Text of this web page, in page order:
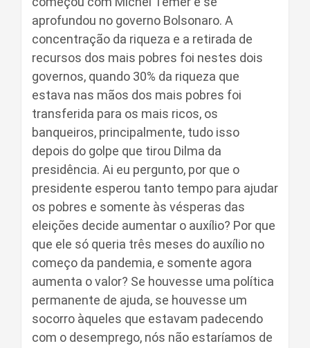
aprofundou no governo Bolsonaro. A
concentração da riqueza e a retirada de
recursos dos mais pobres foi nestes dois
governos, quando 30% da riqueza que
estava nas mãos dos mais pobres foi
transferida para os mais ricos, os
banqueiros, principalmente, tudo isso
depois do golpe que tirou Dilma da
presidência. Ai eu pergunto, por que o
presidente esperou tanto tempo para ajudar
os pobres e somente às vésperas das
eleições decide aumentar o auxílio? Por que
que ele só queria três meses do auxílio no
começo da pandemia, e somente agora
aumenta o valor? Se houvesse uma política
permanente de ajuda, se houvesse um
socorro àqueles que estavam padecendo
com o desemprego, nós não estaríamos de